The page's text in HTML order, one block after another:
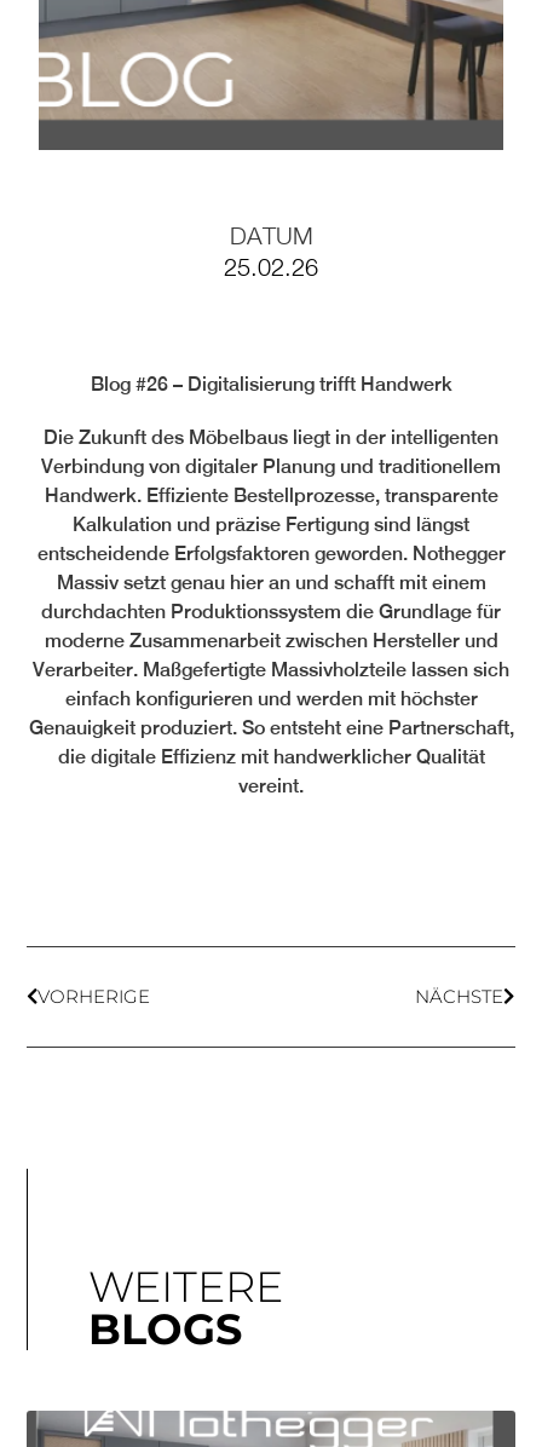
BLOG #33- Massivholz
im modernen
Innenausbau
DATUM
25.02.26
Blog #26 – Digitalisierung trifft Handwerk
Die Zukunft des Möbelbaus liegt in der intelligenten
Verbindung von digitaler Planung und traditionellem
Handwerk. Effiziente Bestellprozesse, transparente
Kalkulation und präzise Fertigung sind längst
entscheidende Erfolgsfaktoren geworden. Nothegger
Massiv setzt genau hier an und schafft mit einem
durchdachten Produktionssystem die Grundlage für
moderne Zusammenarbeit zwischen Hersteller und
Verarbeiter. Maßgefertigte Massivholzteile lassen sich
einfach konfigurieren und werden mit höchster
Genauigkeit produziert. So entsteht eine Partnerschaft,
die digitale Effizienz mit handwerklicher Qualität
vereint.
VORHERIGE NÄCHSTE
WEITERE
BLOGS